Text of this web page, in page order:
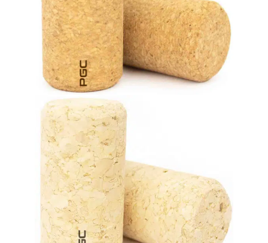
Микроагломерированные пробковые
пробки
Высокий уровень производительности по очень
выгодной цене. Надежное решение для вин со сроком
хранения до 24 месяцев в бутылке.
Отличное решение для герметизации вин и других
напитков быстрого потребления (до 12 месяцев).
Обеспечивает хорошие эксплуатационные
характеристики по исключительно выгодной цене.